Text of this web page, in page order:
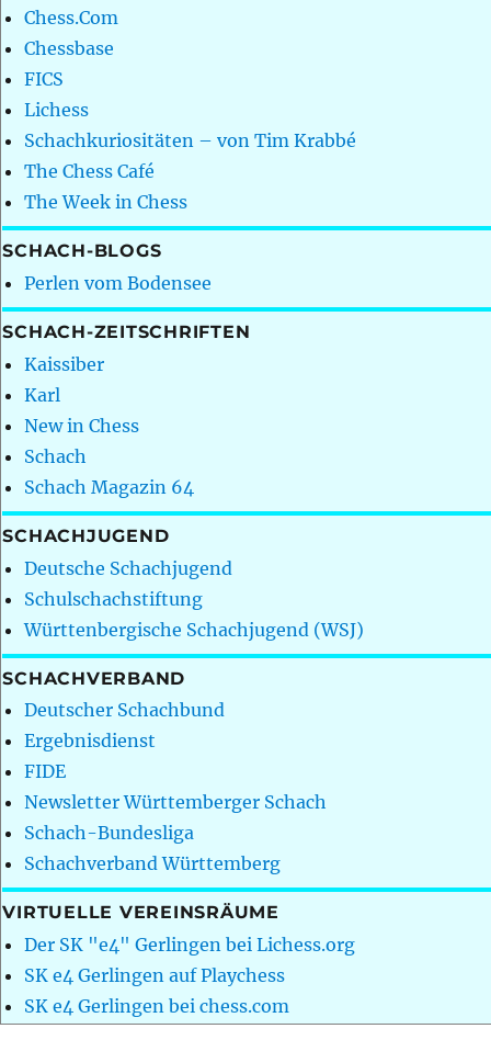
Chess.Com
Chessbase
FICS
Lichess
Schachkuriositäten – von Tim Krabbé
The Chess Café
The Week in Chess
SCHACH-BLOGS
Perlen vom Bodensee
SCHACH-ZEITSCHRIFTEN
Kaissiber
Karl
New in Chess
Schach
Schach Magazin 64
SCHACHJUGEND
Deutsche Schachjugend
Schulschachstiftung
Württenbergische Schachjugend (WSJ)
SCHACHVERBAND
Deutscher Schachbund
Ergebnisdienst
FIDE
Newsletter Württemberger Schach
Schach-Bundesliga
Schachverband Württemberg
VIRTUELLE VEREINSRÄUME
Der SK "e4" Gerlingen bei Lichess.org
SK e4 Gerlingen auf Playchess
SK e4 Gerlingen bei chess.com